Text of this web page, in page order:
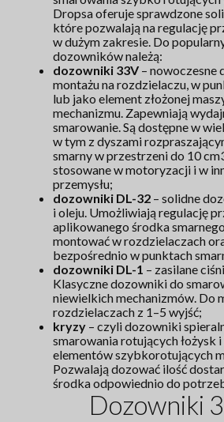
Dropsa oferuje sprawdzone
które pozwalają na regulację
w dużym zakresie. Do
dozowników należą:
dozowniki 33V – nowoczesne
montażu na rozdzielaczu, w
lub jako element złożonej
mechanizmu. Zapewniają
smarowanie. Są dostępne w
w tym z dyszami
smarny w przestrzeni do 10
stosowane w motoryzacji i w
przemysłu;
dozowniki DL-32 – solidne
i oleju. Umożliwiają regulację
aplikowanego środka
montować w rozdzielaczach
bezpośrednio w punktach
dozowniki DL-1 – zasilane
Klasyczne dozowniki do
niewielkich mechanizmów. Do
rozdzielaczach z 1–5 wyjść;
kryzy – czyli dozowniki
smarowania rotujących łożysk
elementów szybkorotujących
Pozwalają dozować ilość
środka odpowiednio do
Dozowniki